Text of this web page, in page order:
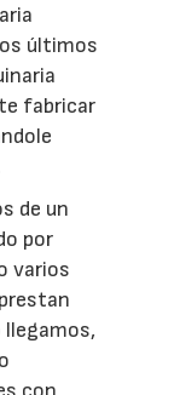
últimos
fabricar
de un
por
varios